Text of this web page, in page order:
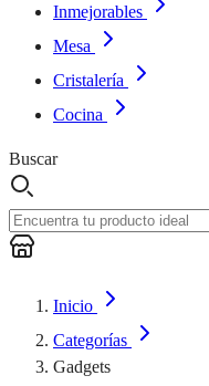
Inmejorables
Mesa
Cristalería
Cocina
Buscar
Inicio
Categorías
Gadgets